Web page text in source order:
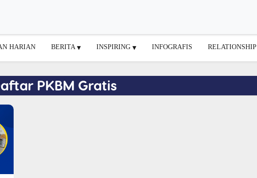
HARIAN BERITA INSPIRING INFOGRAFIS RELATIONSHIP
PKBM Gratis